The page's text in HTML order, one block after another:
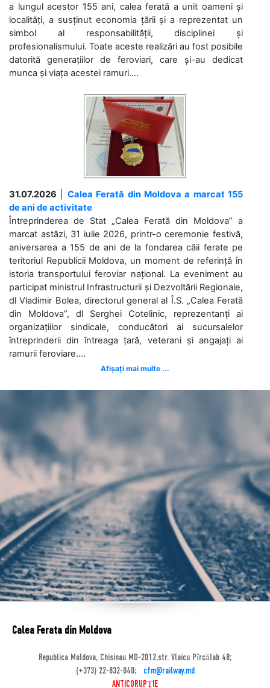
a lungul acestor 155 ani, calea ferată a unit oameni și
localități, a susținut economia țării și a reprezentat un
simbol al responsabilității, disciplinei și
profesionalismului. Toate aceste realizări au fost posibile
datorită generațiilor de feroviari, care și-au dedicat
munca și viața acestei ramuri....
31.07.2026
Calea Ferată din Moldova a marcat 155
de ani de activitate
Întreprinderea de Stat „Calea Ferată din Moldova” a
marcat astăzi, 31 iulie 2026, printr-o ceremonie festivă,
aniversarea a 155 de ani de la fondarea căii ferate pe
teritoriul Republicii Moldova, un moment de referință în
istoria transportului feroviar național. La eveniment au
participat ministrul Infrastructurii și Dezvoltării Regionale,
dl Vladimir Bolea, directorul general al Î.S. „Calea Ferată
din Moldova”, dl Serghei Cotelinic, reprezentanți ai
organizațiilor sindicale, conducători ai sucursalelor
întreprinderii din întreaga țară, veterani și angajați ai
ramurii feroviare....
Afișați mai multe ...
Calea Ferata din Moldova
Republica Moldova, Chisinau MD-2012,str. Vlaicu Pîrcălab 48;
(+373) 22-832-040;
cfm@railway.md
ANTICORUPȚIE